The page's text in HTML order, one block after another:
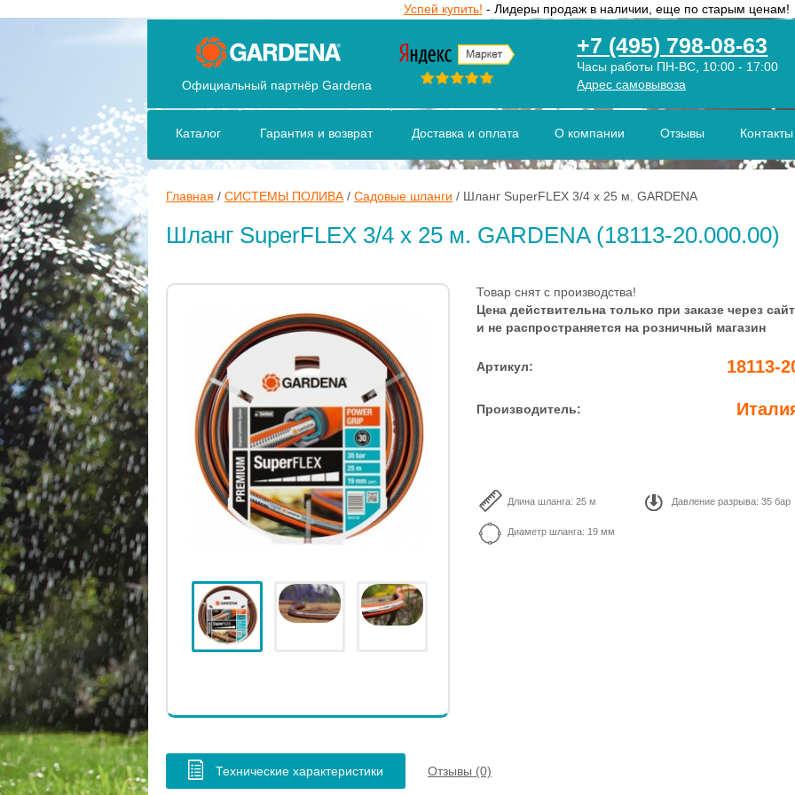
Успей купить! - Лидеры продаж в наличии, еще по старым ценам!
Официальный партнёр Gardena
+7 (495) 798-08-63
Часы работы ПН-ВС, 10:00 - 17:00
Адрес самовывоза
Каталог Гарантия и возврат Доставка и оплата О компании Отзывы Контакты
Главная / СИСТЕМЫ ПОЛИВА / Садовые шланги / Шланг SuperFLEX 3/4 х 25 м. GARDENA
Шланг SuperFLEX 3/4 х 25 м. GARDENA (18113-20.000.00)
Товар снят с производства!
Цена действительна только при заказе через сайт
и не распространяется на розничный магазин
Артикул: 18113-
Производитель:
Длина шланга: 25 м Давление разрыва: 35 бар
Диаметр шланга: 19 мм
Технические характеристики Отзывы (0)